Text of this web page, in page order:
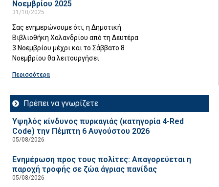
Νοεμβρίου 2025
31/10/2025
Σας ενημερώνουμε ότι, η Δημοτική
Βιβλιοθήκη Χαλανδρίου από τη Δευτέρα
3 Νοεμβρίου μέχρι και το Σάββατο 8
Νοεμβρίου θα λειτουργήσει
Περισσότερα
Πρέπει να γνωρίζετε
Υψηλός κίνδυνος πυρκαγιάς (κατηγορία 4-Red
Code) την Πέμπτη 6 Αυγούστου 2026
05/08/2026
Ενημέρωση προς τους πολίτες: Απαγορεύεται η
παροχή τροφής σε ζώα άγριας πανίδας
05/08/2026